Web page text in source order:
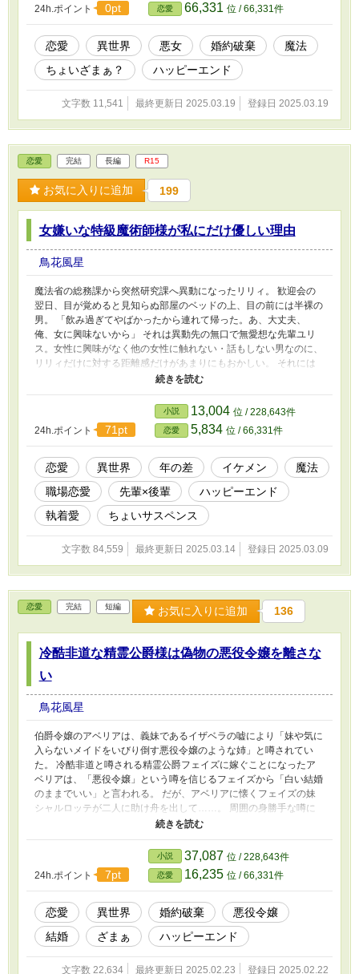
そろそろ呪いを解きたいと言い出した。さらに、クレイスにはティ
アラを助けたいと思う決定的なことがあって……。 感情と表情を
無くした呪われた令嬢は、筆頭魔術師の熱い思いで本当の自分を取
り戻していく。
24h.ポイント 0pt 恋愛 66,331 位 / 66,331件
恋愛 異世界 悪女 婚約破棄
魔法
ちょいざまぁ？
ハッピーエンド
文字数 11,541 最終更新日 2025.03.19 登録日 2025.03.19
恋愛 完結 長編 R15
お気に入りに追加 199
女嫌いな特級魔術師様が私にだけ優しい理由
鳥花風星
魔法省の総務課から突然研究課へ異動になったリリィ。 歓迎会の
翌日、目が覚めると見知らぬ部屋のベッドの上、目の前には半裸の
男。 「飲み過ぎてやばかったから連れて帰った。あ、大丈夫、
俺、女に興味ないから」 それは異動先の無口で無愛想な先輩ユリ
ス。女性に興味がなく他の女性に触れない・話もしない男なのに、
リリィだけに対する距離感だけがあまりにもおかしい。 それには
どうやらユリスの過去の恋愛事情が関係しているようだが、そんな
ことは全く知らないリリィはユリスに毎日振り回されっぱなしだ。
さらにリリィにも実は本人さえ知らない特別な秘密があるらしく
て……。次第に大きな事件に巻き込まれていく二人。ユリスはリリ
ィを守り切れるのか。 大切な人に裏切られ人を信じられなくなっ
た二人が出会い心を通わせ、事件に巻き込まれながらも人を愛する
気持ちを取り戻していくお話です。 ◇他投稿サイトにも掲載して
います。
24h.ポイント 71pt
小説 13,004 位 / 228,643件
恋愛 5,834 位 / 66,331件
恋愛 異世界 年の差 イケメン
魔法
職場恋愛
先輩×後輩
ハッピーエンド
執着愛
ちょいサスペンス
文字数 84,559 最終更新日 2025.03.14 登録日 2025.03.09
恋愛 完結 短編 お気に入りに追加 136
冷酷非道な精霊公爵様は偽物の悪役令嬢を離さな
い
鳥花風星
伯爵令嬢のアベリアは、義妹であるイザベラの嘘により「妹や気に
入らないメイドをいびり倒す悪役令嬢のような姉」と噂されてい
た。 冷酷非道と噂される精霊公爵フェイズに嫁ぐことになったア
ベリアは、「悪役令嬢」という噂を信じるフェイズから「白い結婚
のままでいい」と言われる。 だが、アベリアに懐くフェイズの妹
シャルロッテが二人に助け舟を出して……。 周囲の身勝手な噂に
負けず、お互いを知ろうとする二人の大逆転ラブストーリー。 ◇
他投稿サイトにも掲載しています。
24h.ポイント 7pt
小説 37,087 位 / 228,643件
恋愛 16,235 位 / 66,331件
恋愛 異世界 婚約破棄
悪役令嬢
結婚
ざまぁ ハッピーエンド
文字数 22,634 最終更新日 2025.02.23 登録日 2025.02.22